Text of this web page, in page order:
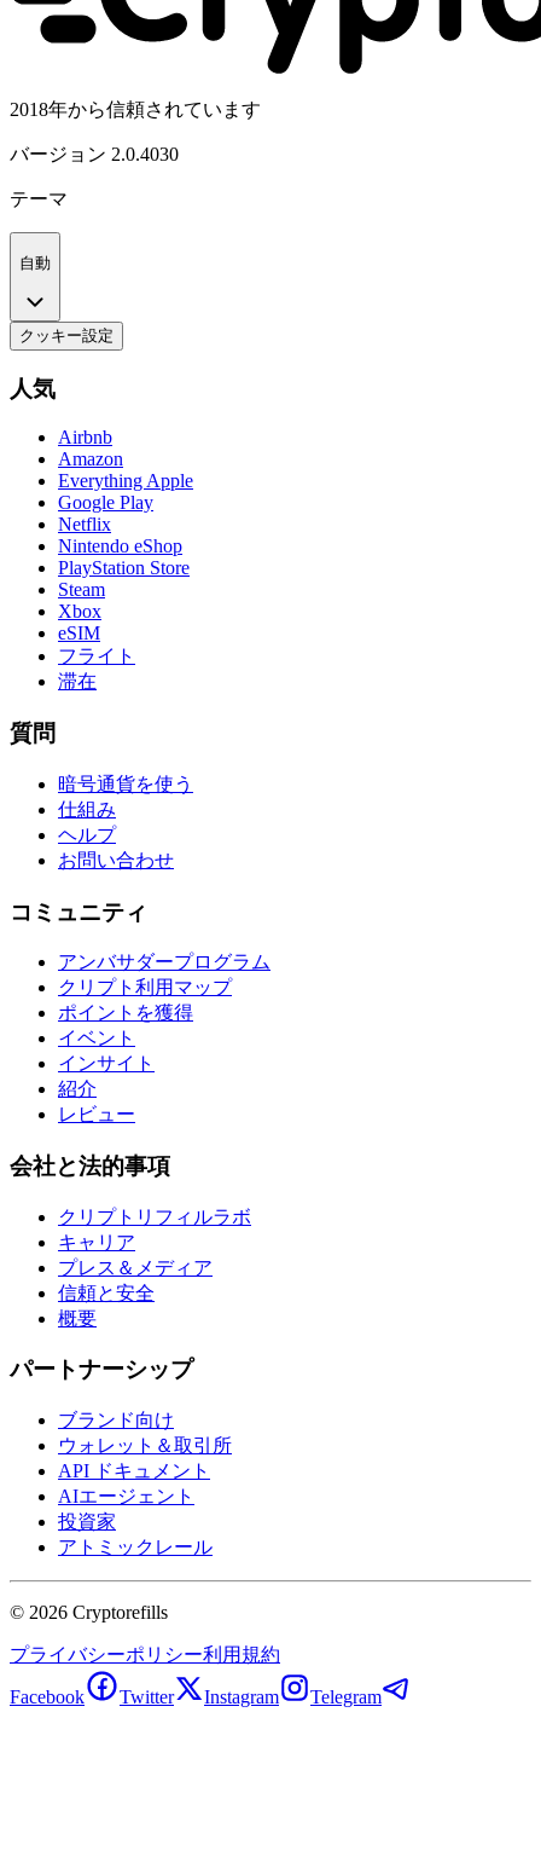
2018年から信頼されています
バージョン 2.0.4030
テーマ
自動
クッキー設定
人気
Airbnb
Amazon
Everything Apple
Google Play
Netflix
Nintendo eShop
PlayStation Store
Steam
Xbox
eSIM
フライト
滞在
質問
暗号通貨を使う
仕組み
ヘルプ
お問い合わせ
コミュニティ
アンバサダープログラム
クリプト利用マップ
ポイントを獲得
イベント
インサイト
紹介
レビュー
会社と法的事項
クリプトリフィルラボ
キャリア
プレス＆メディア
信頼と安全
概要
パートナーシップ
ブランド向け
ウォレット＆取引所
API ドキュメント
AIエージェント
投資家
アトミックレール
© 2026 Cryptorefills
プライバシーポリシー利用規約
Facebook Twitter Instagram Telegram